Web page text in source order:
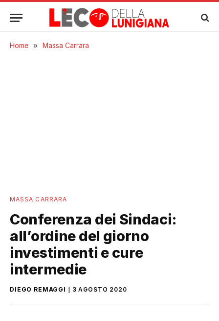
Home » Massa Carrara
MASSA CARRARA
Conferenza dei Sindaci:
all’ordine del giorno
investimenti e cure
intermedie
DIEGO REMAGGI 3 AGOSTO 2020